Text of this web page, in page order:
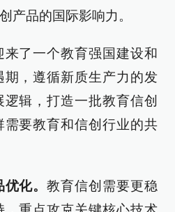
产品的国际影响力。
了一个教育强国建设和
，遵循新质生产力的发
辑，打造一批教育信创
要教育和信创行业的共
优化。教育信创需要更稳